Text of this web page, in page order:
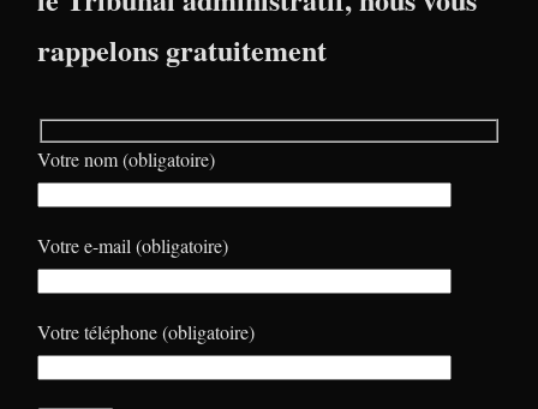
rappelons gratuitement
Votre nom (obligatoire)
Votre e-mail (obligatoire)
Votre téléphone (obligatoire)